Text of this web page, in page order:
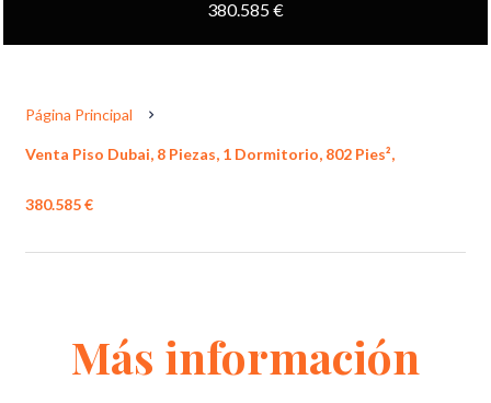
380.585 €
Página Principal
Venta Piso Dubai, 8 Piezas, 1 Dormitorio, 802 Pies²,
380.585 €
Más información